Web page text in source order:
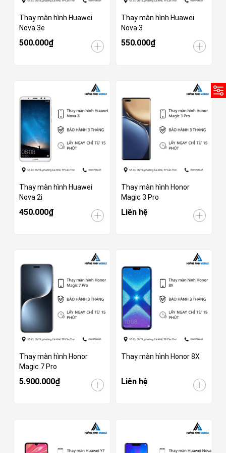
Thay màn hình Huawei
Nova 3e
500.000₫
Thay màn hình Huawei
Nova 3
550.000₫
Thay màn hình Huawei
Nova 2i
450.000₫
Thay màn hình Honor
Magic 3 Pro
Liên hệ
Thay màn hình Honor
Magic 7 Pro
5.900.000₫
Thay màn hình Honor 8X
Liên hệ